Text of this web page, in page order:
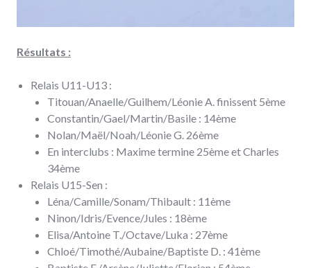
Résultats :
Relais U11-U13 :
Titouan/Anaelle/Guilhem/Léonie A. finissent 5ème
Constantin/Gael/Martin/Basile : 14ème
Nolan/Maël/Noah/Léonie G. 26ème
En interclubs : Maxime termine 25ème et Charles
34ème
Relais U15-Sen :
Léna/Camille/Sonam/Thibault : 11ème
Ninon/Idris/Evence/Jules : 18ème
Elisa/Antoine T./Octave/Luka : 27ème
Chloé/Timothé/Aubaine/Baptiste D. : 41ème